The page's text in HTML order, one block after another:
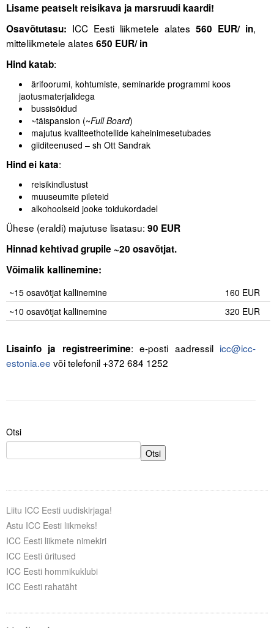
Lisame peatselt reisikava ja marsruudi kaardi!
Osavõtutasu: ICC Eesti liikmetele alates 560 EUR/ in,
mitteliikmetele alates 650 EUR/ in
Hind katab:
ärifoorumi, kohtumiste, seminaride programmi koos
jaotusmaterjalidega
bussisõidud
~täispansion (~Full Board)
majutus kvaliteethotellide kaheinimesetubades
giiditeenused – sh Ott Sandrak
Hind ei kata:
reisikindlustust
muuseumite pileteid
alkohoolseid jooke toidukordadel
Ühese (eraldi) majutuse lisatasu: 90 EUR
Hinnad kehtivad grupile ~20 osavõtjat.
Võimalik kallinemine:
~15 osavõtjat kallinemine
160 EUR
~10 osavõtjat kallinemine
320 EUR
Lisainfo ja registreerimine: e-posti aadressil icc@icc-
estonia.ee või telefonil +372 684 1252
Otsi
Otsi
Liitu ICC Eesti uudiskirjaga!
Astu ICC Eesti liikmeks!
ICC Eesti liikmete nimekiri
ICC Eesti üritused
ICC Eesti hommikuklubi
ICC Eesti rahatäht